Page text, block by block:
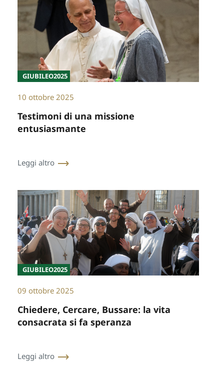
GIUBILEO2025
10 ottobre 2025
Testimoni di una missione
entusiasmante
Leggi altro
GIUBILEO2025
09 ottobre 2025
Chiedere, Cercare, Bussare: la vita
consacrata si fa speranza
Leggi altro